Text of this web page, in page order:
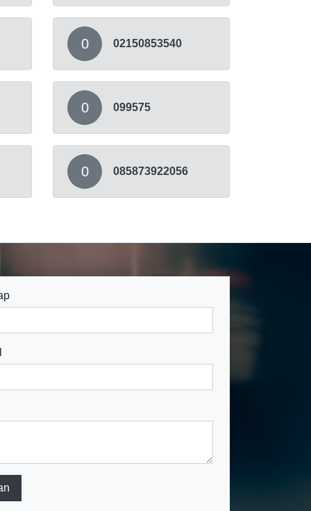
0 02150853540
0 099575
0 085873922056